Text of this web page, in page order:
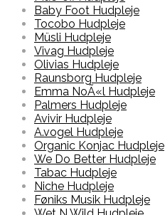
Baby Foot Hudpleje
Tocobo Hudpleje
Müsli Hudpleje
Vivag Hudpleje
Olivias Hudpleje
Raunsborg Hudpleje
Emma NoÃ«l Hudpleje
Palmers Hudpleje
Avivir Hudpleje
A.vogel Hudpleje
Organic Konjac Hudpleje
We Do Better Hudpleje
Tabac Hudpleje
Niche Hudpleje
Føniks Musik Hudpleje